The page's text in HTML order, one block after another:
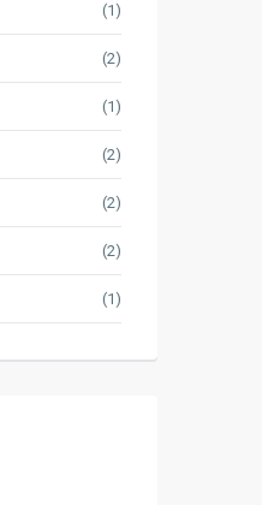
(1)
(2)
(1)
(2)
(2)
(2)
(1)